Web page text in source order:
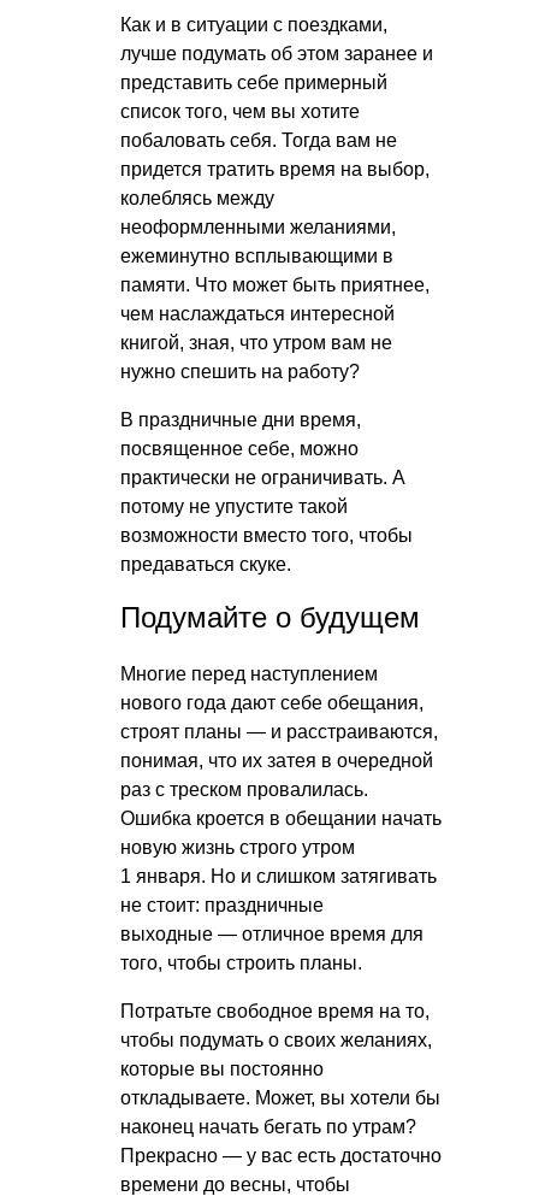
Как и в ситуации с поездками,
лучше подумать об этом заранее и
представить себе примерный
список того, чем вы хотите
побаловать себя. Тогда вам не
придется тратить время на выбор,
колеблясь между
неоформленными желаниями,
ежеминутно всплывающими в
памяти. Что может быть приятнее,
чем наслаждаться интересной
книгой, зная, что утром вам не
нужно спешить на работу?
В праздничные дни время,
посвященное себе, можно
практически не ограничивать. А
потому не упустите такой
возможности вместо того, чтобы
предаваться скуке.
Подумайте о будущем
Многие перед наступлением
нового года дают себе обещания,
строят планы — и расстраиваются,
понимая, что их затея в очередной
раз с треском провалилась.
Ошибка кроется в обещании начать
новую жизнь строго утром
1 января. Но и слишком затягивать
не стоит: праздничные
выходные — отличное время для
того, чтобы строить планы.
Потратьте свободное время на то,
чтобы подумать о своих желаниях,
которые вы постоянно
откладываете. Может, вы хотели бы
наконец начать бегать по утрам?
Прекрасно — у вас есть достаточно
времени до весны, чтобы